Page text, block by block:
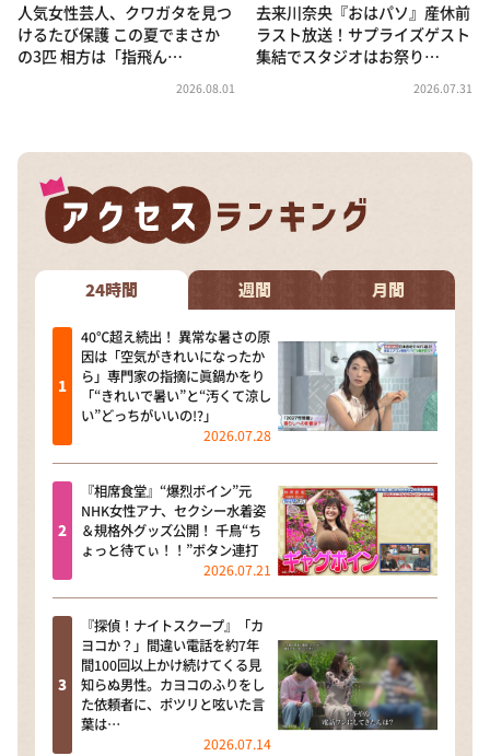
人気女性芸人、クワガタを見つ
けるたび保護 この夏でまさか
の3匹 相方は「指飛ん…
2026.08.01
去来川奈央『おはパソ』産休前
ラスト放送！サプライズゲスト
集結でスタジオはお祭り…
2026.07.31
24時間 週間 月間
40℃超え続出！ 異常な暑さの原
因は「空気がきれいになったか
ら」専門家の指摘に眞鍋かをり
「“きれいで暑い”と“汚くて涼し
い”どっちがいいの!?」
2026.07.28
『相席食堂』“爆烈ボイン”元
NHK女性アナ、セクシー水着姿
＆規格外グッズ公開！ 千鳥“ち
ょっと待てぃ！！”ボタン連打
2026.07.21
『探偵！ナイトスクープ』「カ
ヨコか？」間違い電話を約7年
間100回以上かけ続けてくる見
知らぬ男性。カヨコのふりをし
た依頼者に、ポツリと呟いた言
葉は…
2026.07.14